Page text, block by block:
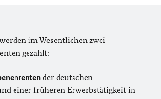
im Wesentlichen zwei
gezahlt:
der deutschen
einer früheren Erwerbstätigkeit in